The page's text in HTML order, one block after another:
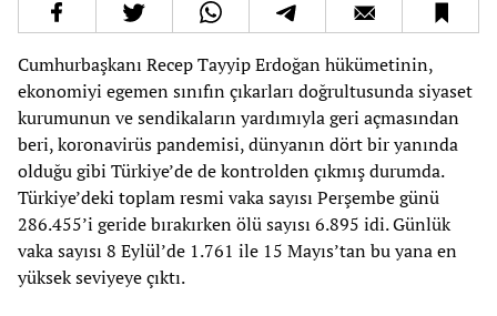
Cumhurbaşkanı Recep Tayyip Erdoğan hükümetinin,
ekonomiyi egemen sınıfın çıkarları doğrultusunda siyaset
kurumunun ve sendikaların yardımıyla geri açmasından
beri, koronavirüs pandemisi, dünyanın dört bir yanında
olduğu gibi Türkiye’de de kontrolden çıkmış durumda.
Türkiye’deki toplam resmi vaka sayısı Perşembe günü
286.455’i geride bırakırken ölü sayısı 6.895 idi. Günlük
vaka sayısı 8 Eylül’de 1.761 ile 15 Mayıs’tan bu yana en
yüksek seviyeye çıktı.